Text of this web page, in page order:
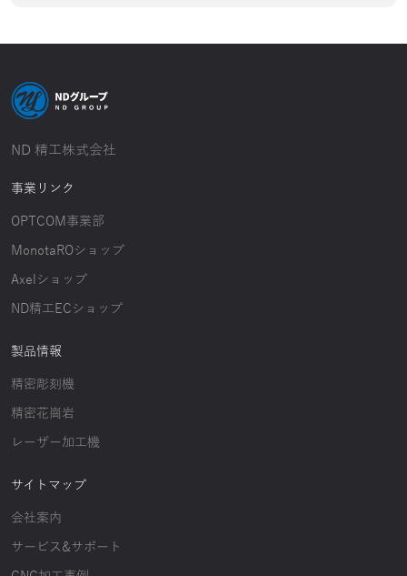
ND 精工株式会社
事業リンク
OPTCOM事業部
MonotaROショップ
Axelショップ
ND精工ECショップ
製品情報
精密彫刻機
精密花崗岩
レーザー加工機
サイトマップ
会社案内
サービス&サポート